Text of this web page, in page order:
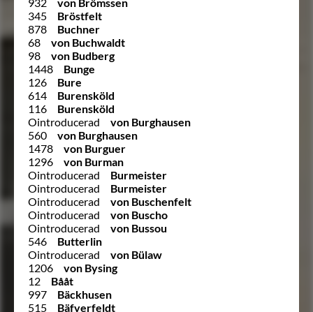
345
Bröstfelt
878
Buchner
68
von Buchwaldt
98
von Budberg
1448
Bunge
126
Bure
614
Burensköld
116
Burensköld
Ointroducerad
von Burghausen
560
von Burghausen
1478
von Burguer
1296
von Burman
Ointroducerad
Burmeister
Ointroducerad
Burmeister
Ointroducerad
von Buschenfelt
Ointroducerad
von Buscho
Ointroducerad
von Bussou
546
Butterlin
Ointroducerad
von Bülaw
1206
von Bysing
12
Bååt
997
Bäckhusen
515
Bäfverfeldt